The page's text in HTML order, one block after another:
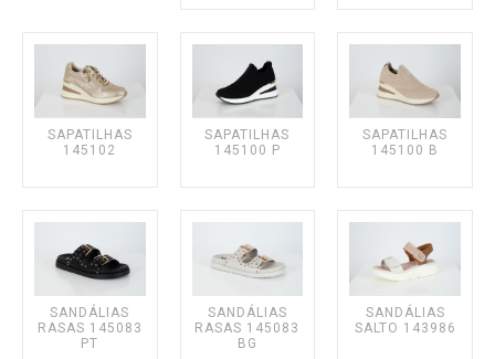
SAPATILHAS
145102
SAPATILHAS
145100 P
SAPATILHAS
145100 B
SANDÁLIAS
RASAS 145083
PT
SANDÁLIAS
RASAS 145083
BG
SANDÁLIAS
SALTO 143986